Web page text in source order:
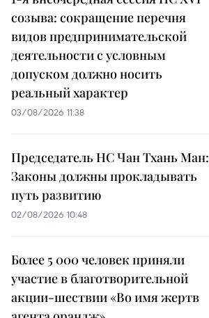
созыва: сокращение перечня
видов предпринимательской
деятельности с условным
допуском должно носить
реальный характер
03/08/2026 11:38
Председатель НС Чан Тхань Ман:
Законы должны прокладывать
путь развитию
02/08/2026 10:48
Более 5 000 человек приняли
участие в благотворительной
акции-шествии «Во имя жертв